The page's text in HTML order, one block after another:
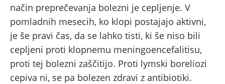
način preprečevanja bolezni je cepljenje. V
pomladnih mesecih, ko klopi postajajo aktivni,
je še pravi čas, da se lahko tisti, ki še niso bili
cepljeni proti klopnemu meningoencefalitisu,
proti tej bolezni zaščitijo. Proti lymski boreliozi
cepiva ni, se pa bolezen zdravi z antibiotiki.